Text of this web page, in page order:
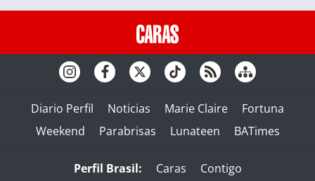
Diario Perfil Noticias Marie Claire
Fortuna
Weekend
Parabrisas Lunateen BATimes
Perfil Brasil: Caras
Contigo